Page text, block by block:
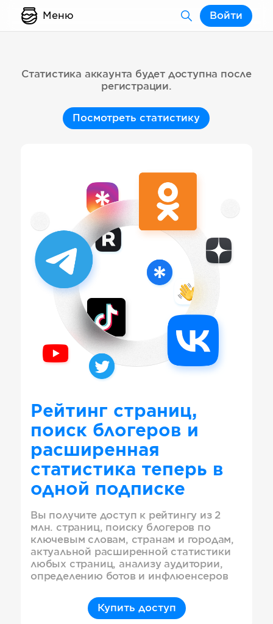
Меню Войти
Статистика аккаунта будет доступна после
регистрации.
Посмотреть статистику
Рейтинг страниц,
поиск блогеров и
расширенная
статистика теперь в
одной подписке
Вы получите доступ к рейтингу из 2
млн. страниц, поиску блогеров по
ключевым словам, странам и городам,
актуальной расширенной статистики
любых страниц, анализу аудитории,
определению ботов и инфлюенсеров
Купить доступ